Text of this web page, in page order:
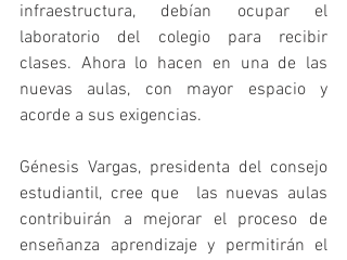
infraestructura, debían ocupar el
laboratorio del colegio para recibir
clases. Ahora lo hacen en una de las
nuevas aulas, con mayor espacio y
acorde a sus exigencias.
Génesis Vargas, presidenta del consejo
estudiantil, cree que  las nuevas aulas
contribuirán a mejorar el proceso de
enseñanza aprendizaje y permitirán el